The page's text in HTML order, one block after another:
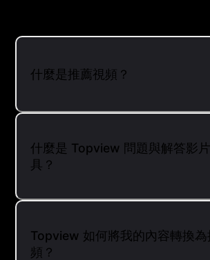
什麼是推薦視頻？
什麼是 Topview 問題與解答影
具？
Topview 如何將我的內容轉換為
頻？